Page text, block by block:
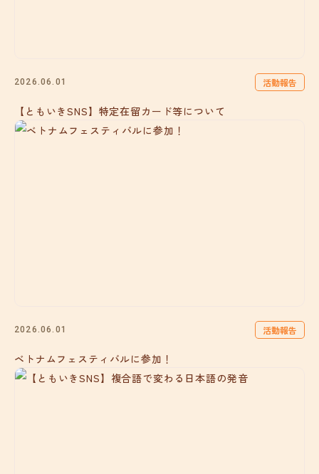
2026.06.01 活動報告
【ともいきSNS】特定在留カード等について
2026.06.01 活動報告
ベトナムフェスティバルに参加！